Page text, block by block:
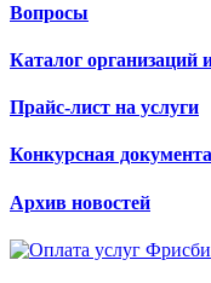
Вопросы
Каталог
Прайс-лист на услуги
Конкурсная
Архив новостей